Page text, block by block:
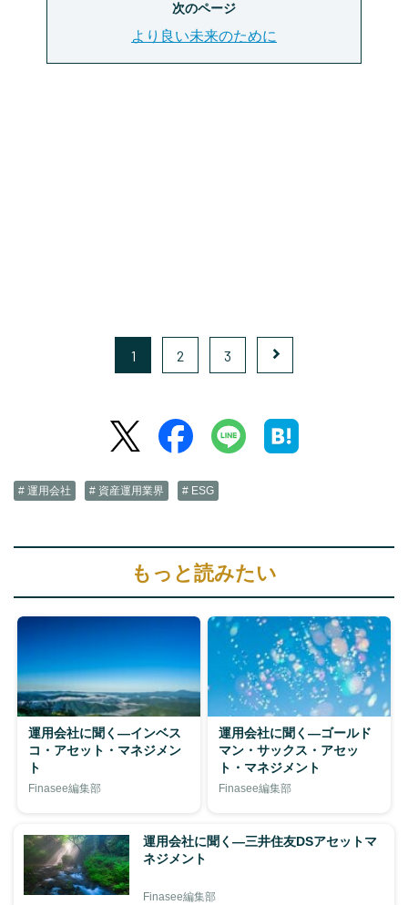
次のページ
より良い未来のために
1 2 3
# 運用会社 # 資産運用業界 # ESG
もっと読みたい
運用会社に聞く―インベス
コ・アセット・マネジメン
ト
Finasee編集部
運用会社に聞く―ゴールド
マン・サックス・アセッ
ト・マネジメント
Finasee編集部
運用会社に聞く―三井住友DSアセットマ
ネジメント
Finasee編集部